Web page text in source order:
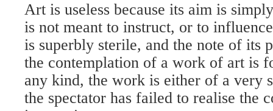
Art is useless because its aim is
is not meant to instruct, or to
is superbly sterile, and the note of its
the contemplation of a work of art is
any kind, the work is either of a very
the spectator has failed to realise the